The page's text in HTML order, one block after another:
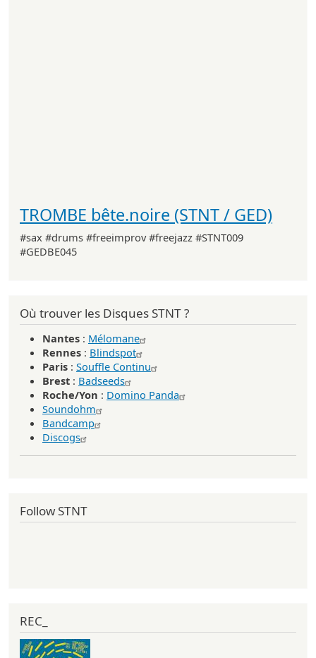
TROMBE bête.noire (STNT / GED)
#sax #drums #freeimprov #freejazz #STNT009
#GEDBE045
Où trouver les Disques STNT ?
Nantes : Mélomane
Rennes : Blindspot
Paris : Souffle Continu
Brest : Badseeds
Roche/Yon : Domino Panda
Soundohm
Bandcamp
Discogs
Follow STNT
REC_